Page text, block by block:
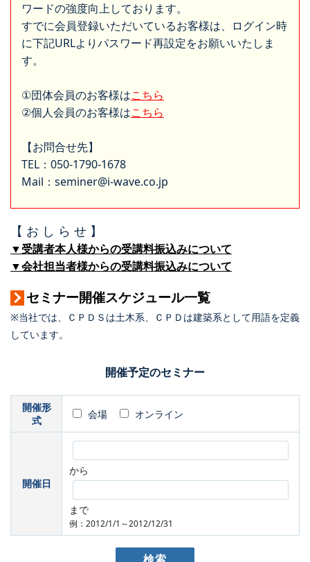
ワードの強度向上しております。
すでに会員登録いただいているお客様は、ログイン時
に下記URLよりパスワード再設定をお願いいたしま
す。
①団体会員のお客様はこちら
②個人会員のお客様はこちら
【お問合せ先】
TEL：050-1790-1678
Mail：seminer@i-wave.co.jp
【 お し ら せ 】
▼受講者本人様からの受講料振込みについて
▼会社担当者様からの受講料振込みについて
セミナー開催スケジュール一覧
※当社では、ＣＰＤＳは土木系、ＣＰＤは建築系として用語を定義
しています。
開催予定のセミナー
開催形
式
会場 オンライン
開催日
から
まで
例：2012/1/1～2012/12/31